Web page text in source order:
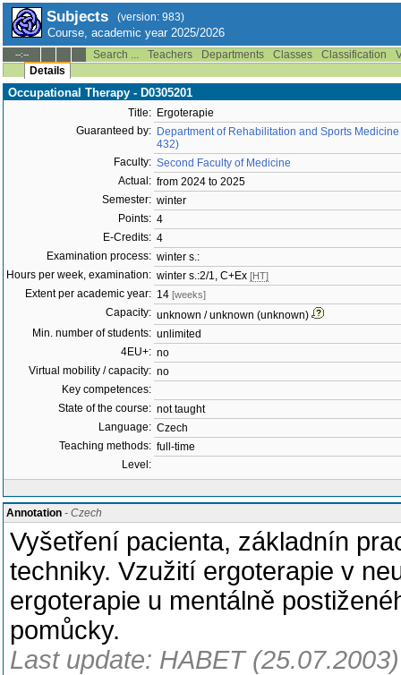
Subjects (version: 983)
Course, academic year 2025/2026
--:-- Search ... Teachers Departments Classes Classification
Details
Occupational Therapy - D0305201
Title: Ergoterapie
Guaranteed by: Department of Rehabilitation and Sports
432)
Faculty: Second Faculty of Medicine
Actual: from 2024 to 2025
Semester: winter
Points: 4
E-Credits: 4
Examination process: winter s.:
Hours per week, examination: winter s.:2/1, C+Ex [HT]
Extent per academic year: 14 [weeks]
Capacity: unknown / unknown (unknown)
Min. number of students: unlimited
4EU+: no
Virtual mobility / capacity: no
Key competences:
State of the course: not taught
Language: Czech
Teaching methods: full-time
Level:
Annotation - Czech
Vyšetření pacienta, základnín
techniky. Vzužití ergoterapie v
ergoterapie u mentálně
pomůcky.
Last update: HABET (25.07.2003)